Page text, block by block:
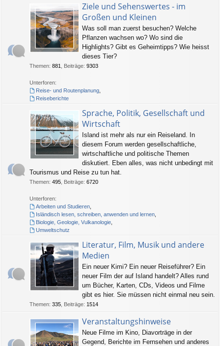
Ziele und Sehenswertes - im
Großen und Kleinen
Was soll man zuerst besuchen? Welche
Pflanzen wachsen wo? Wo sind die
Highlights? Gibt es Geheimtipps? Wie heisst
dieses Tier?
Themen: 881 Beiträge: 9303
Unterforen:
Reise- und Routenplanung,
Reiseberichte
Sprache, Politik, Gesellschaft und
Wirtschaft
Island ist mehr als nur ein Reiseland. In
diesem Forum werden gesellschaftliche,
wirtschaftliche und politische Themen
diskutiert. Eben alles, was nicht unbedingt mit
Tourismus und Reise zu tun hat.
Themen: 495 Beiträge: 6720
Unterforen:
Arbeiten und Studieren,
Isländisch lesen, schreiben, anwenden und lernen,
Biologie, Geologie, Vulkanologie,
Umweltschutz
Literatur, Film, Musik und andere
Medien
Ein neuer Kimi? Ein neuer Reiseführer? Ein
neuer Film der auf Island handelt? Alles rund
um Bücher, Karten, CDs, Videos und Filme
gibt es hier. Sie müssen nicht einmal neu sein.
Themen: 335 Beiträge: 1514
Veranstaltungshinweise
Neue Filme im Kino, Diavorträge in der
Gegend, Berichte im Fernsehen und anderes